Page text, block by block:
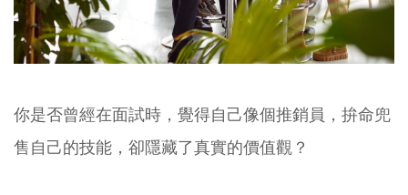
你是否曾經在面試時，覺得自己像個推銷員，拚命兜
售自己的技能，卻隱藏了真實的價值觀？